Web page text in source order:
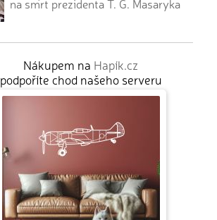
na smrt prezidenta T. G. Masaryka
Nákupem na Hapík.cz
podpoříte chod našeho serveru